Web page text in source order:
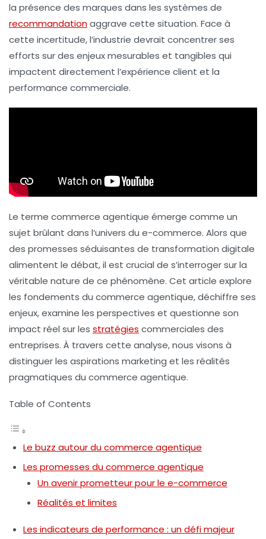
la présence des marques dans les systèmes de
recommandationaggrave cette situation. Face à
cette incertitude, l’industrie devrait concentrer ses
efforts sur des enjeux mesurables et tangibles qui
impactent directement l’expérience client et la
performance commerciale.
Le terme commerce agentique émerge comme un
sujet brûlant dans l’univers du e-commerce. Alors que
des promesses séduisantes de transformation digitale
alimentent le débat, il est crucial de s’interroger sur la
véritable nature de ce phénomène. Cet article explore
les fondements du commerce agentique, déchiffre ses
enjeux, examine les perspectives et questionne son
impact réel sur les stratégies commerciales des
entreprises. À travers cette analyse, nous visons à
distinguer les aspirations marketing et les réalités
pragmatiques du commerce agentique.
Table of Contents
Le buzz autour du commerce agentique
Les promesses du commerce agentique
Un avenir prometteur pour le e-commerce
Réalités et limites
Les indicateurs de performance : un défi majeur